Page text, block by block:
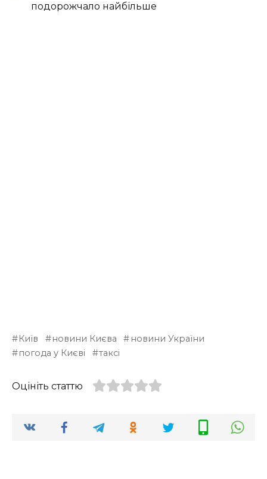
подорожчало найбільше
Київ новини Києва
новини України
погода у Києві
таксі
Оцініть статтю